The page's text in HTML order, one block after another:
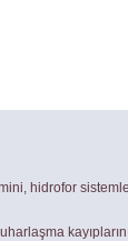
hidrofor